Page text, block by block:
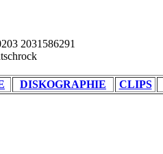
DISKOGRAPHIE CLIPS